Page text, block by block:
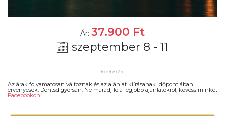
Ár: 37.900 Ft
szeptember 8 - 11
Az árak folyamatosan változnak és az ajánlat kiírásanak időpontjában
érvényesek. Döntsd gyorsan. Ne maradj le a legjobb ajánlatokról, kövess minket
Facebookon!